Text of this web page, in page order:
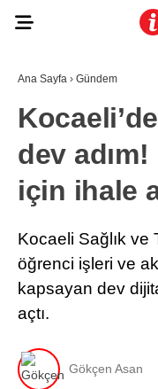
Ana Sayfa › Gündem
dev
için ihale
Kocaeli Sağlık ve
öğrenci işleri ve
kapsayan dev
açtı.
Gökçen Asan